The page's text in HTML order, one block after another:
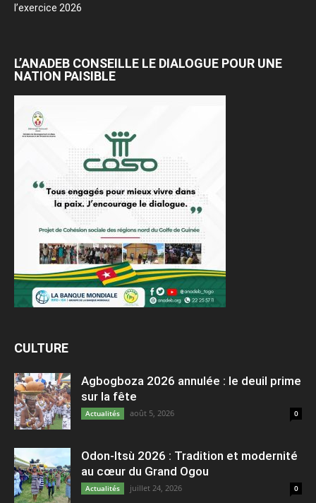
l’exercice 2026
L’ANADEB CONSEILLE LE DIALOGUE POUR UNE
NATION PAISIBLE
CULTURE
Agbogboza 2026 annulée : le deuil prime
sur la fête
Actualités août 5, 2026 0
Odon-Itsù 2026 : Tradition et modernité
au cœur du Grand Ogou
Actualités juillet 24, 2026 0